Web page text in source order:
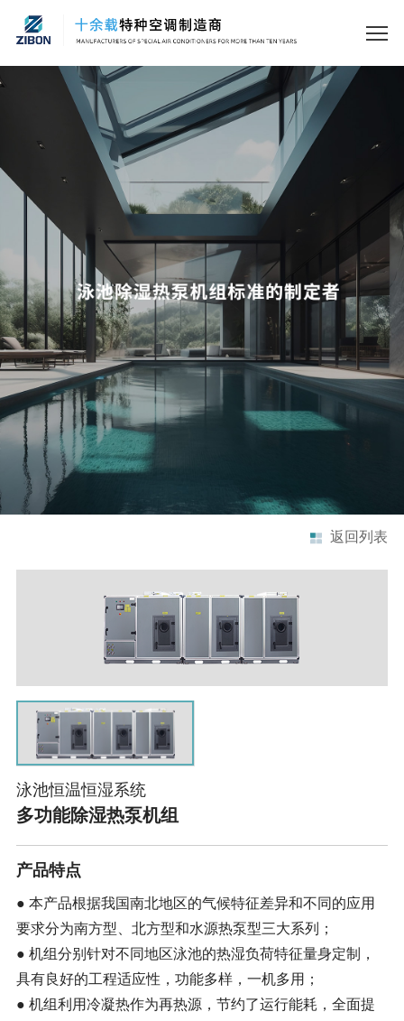
返回列表
泳池恒温恒湿系统
多功能除湿热泵机组
产品特点
● 本产品根据我国南北地区的气候特征差异和不同的应用
要求分为南方型、北方型和水源热泵型三大系列；
● 机组分别针对不同地区泳池的热湿负荷特征量身定制，
具有良好的工程适应性，功能多样，一机多用；
● 机组利用冷凝热作为再热源，节约了运行能耗，全面提